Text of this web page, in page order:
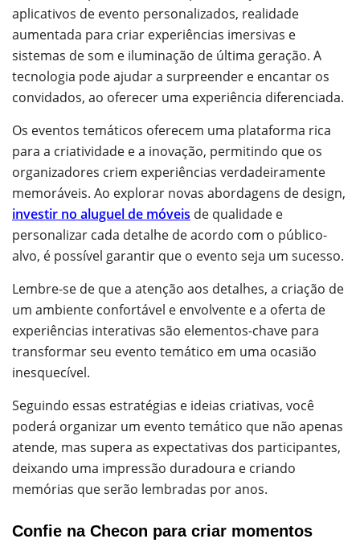
aplicativos de evento personalizados, realidade
aumentada para criar experiências imersivas e
sistemas de som e iluminação de última geração. A
tecnologia pode ajudar a surpreender e encantar os
convidados, ao oferecer uma experiência diferenciada.
Os eventos temáticos oferecem uma plataforma rica
para a criatividade e a inovação, permitindo que os
organizadores criem experiências verdadeiramente
memoráveis. Ao explorar novas abordagens de design,
investir no aluguel de móveis de qualidade e
personalizar cada detalhe de acordo com o público-
alvo, é possível garantir que o evento seja um sucesso.
Lembre-se de que a atenção aos detalhes, a criação de
um ambiente confortável e envolvente e a oferta de
experiências interativas são elementos-chave para
transformar seu evento temático em uma ocasião
inesquecível.
Seguindo essas estratégias e ideias criativas, você
poderá organizar um evento temático que não apenas
atende, mas supera as expectativas dos participantes,
deixando uma impressão duradoura e criando
memórias que serão lembradas por anos.
Confie na Checon para criar momentos